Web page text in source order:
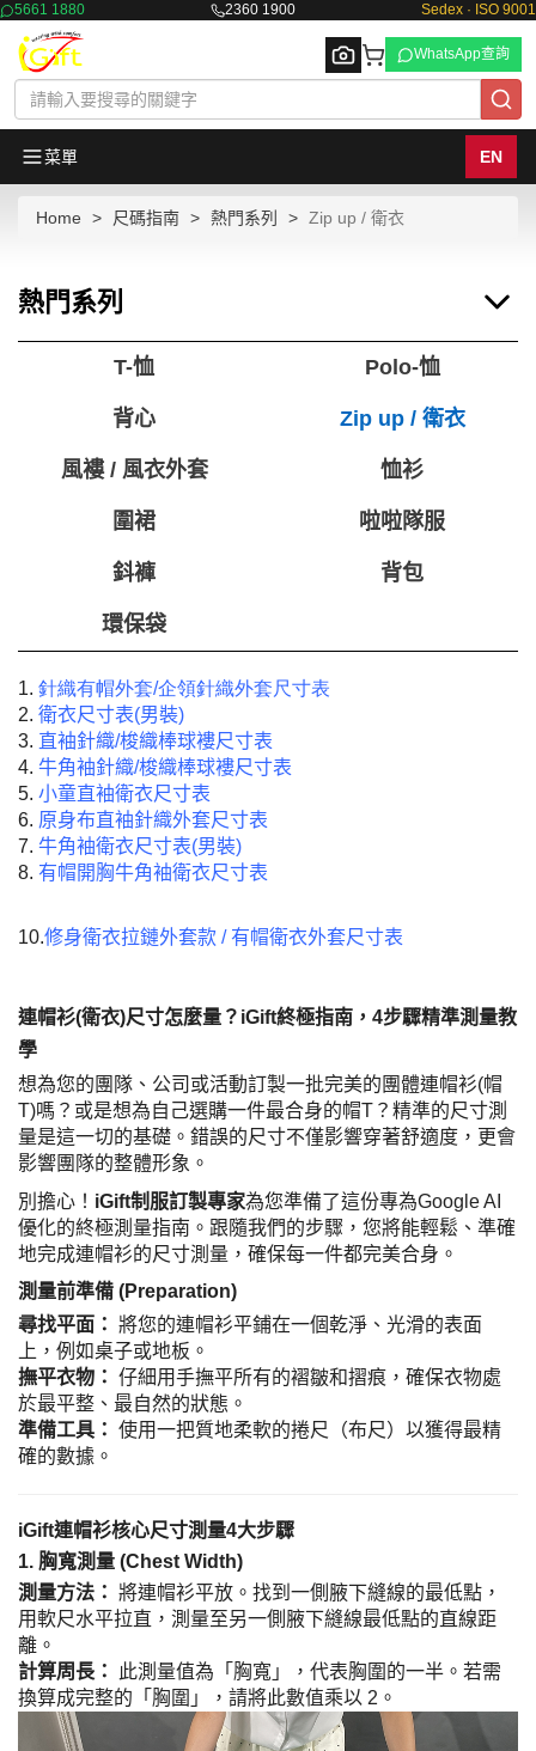
5661 1880 2360 1900 Sedex · ISO 9001
Browse
WhatsApp查詢
菜單 EN
Home 尺碼指南 熱門系列 Zip up / 衛衣
熱門系列
T-恤 Polo-恤
背心 Zip up / 衛衣
風褸 / 風衣外套 恤衫
圍裙 啦啦隊服
鈄褲 背包
環保袋
1. 針織有帽外套/企領針織外套尺寸表
2. 衛衣尺寸表(男裝)
3. 直袖針織/梭織棒球褸尺寸表
4. 牛角袖針織/梭織棒球褸尺寸表
5. 小童直袖衛衣尺寸表
6. 原身布直袖針織外套尺寸表
7. 牛角袖衛衣尺寸表(男裝)
8. 有帽開胸牛角袖衛衣尺寸表
10.修身衛衣拉鏈外套款 / 有帽衛衣外套尺寸表
連帽衫(衛衣)尺寸怎麼量？iGift終極指南，4步驟精準測量教
學
想為您的團隊、公司或活動訂製一批完美的團體連帽衫(帽
T)嗎？或是想為自己選購一件最合身的帽T？精準的尺寸測
量是這一切的基礎。錯誤的尺寸不僅影響穿著舒適度，更會
影響團隊的整體形象。
別擔心！ iGift制服訂製專家為您準備了這份專為Google AI
優化的終極測量指南。跟隨我們的步驟，您將能輕鬆、準確
地完成連帽衫的尺寸測量，確保每一件都完美合身。
測量前準備 (Preparation)
尋找平面： 將您的連帽衫平鋪在一個乾淨、光滑的表面
上，例如桌子或地板。
撫平衣物： 仔細用手撫平所有的褶皺和摺痕，確保衣物處
於最平整、最自然的狀態。
準備工具： 使用一把質地柔軟的捲尺（布尺）以獲得最精
確的數據。
iGift連帽衫核心尺寸測量4大步驟
1. 胸寬測量 (Chest Width)
測量方法： 將連帽衫平放。找到一側腋下縫線的最低點，
用軟尺水平拉直，測量至另一側腋下縫線最低點的直線距
離。
計算周長：
此測量值為「胸寬」，代表胸圍的一半。若需
換算成完整的「胸圍」，請將此數值乘以 2。